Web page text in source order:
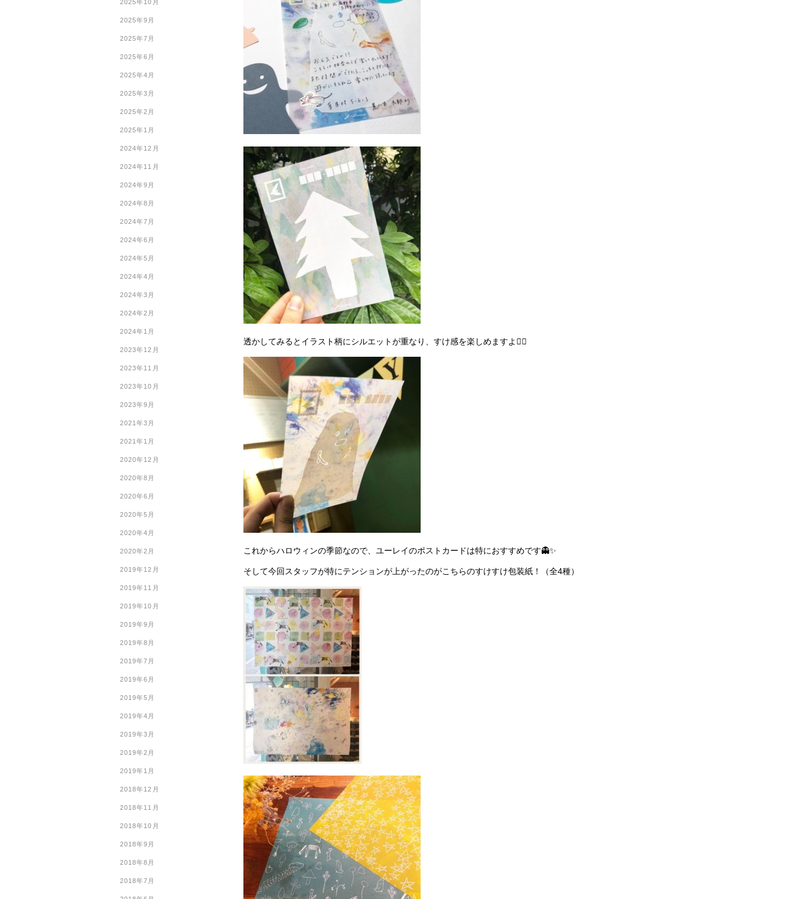
2025年10月
2025年9月
2025年7月
2025年6月
2025年4月
2025年3月
2025年2月
2025年1月
2024年12月
2024年11月
2024年9月
2024年8月
2024年7月
2024年6月
2024年5月
2024年4月
2024年3月
2024年2月
2024年1月
2023年12月
2023年11月
2023年10月
2023年9月
2021年3月
2021年1月
2020年12月
2020年8月
2020年6月
2020年5月
2020年4月
2020年2月
2019年12月
2019年11月
2019年10月
2019年9月
2019年8月
2019年7月
2019年6月
2019年5月
2019年4月
2019年3月
2019年2月
2019年1月
2018年12月
2018年11月
2018年10月
2018年9月
2018年8月
2018年7月
透かしてみるとイラスト柄にシルエットが重なり、すけ感を楽しめますよ👌🏻
これからハロウィンの季節なので、ユーレイのポストカードは特におすすめです👻✨
そして今回スタッフが特にテンションが上がったのがこちらのすけすけ包装紙！（全4種）